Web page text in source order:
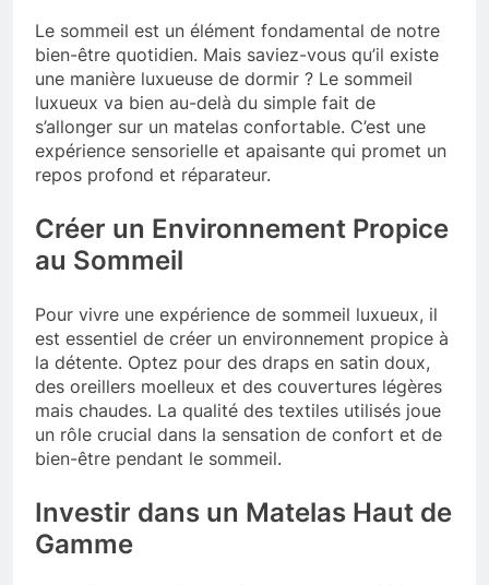
Le sommeil est un élément fondamental de notre
bien-être quotidien. Mais saviez-vous qu’il existe
une manière luxueuse de dormir ? Le sommeil
luxueux va bien au-delà du simple fait de
s’allonger sur un matelas confortable. C’est une
expérience sensorielle et apaisante qui promet un
repos profond et réparateur.
Créer un Environnement Propice
au Sommeil
Pour vivre une expérience de sommeil luxueux, il
est essentiel de créer un environnement propice à
la détente. Optez pour des draps en satin doux,
des oreillers moelleux et des couvertures légères
mais chaudes. La qualité des textiles utilisés joue
un rôle crucial dans la sensation de confort et de
bien-être pendant le sommeil.
Investir dans un Matelas Haut de
Gamme